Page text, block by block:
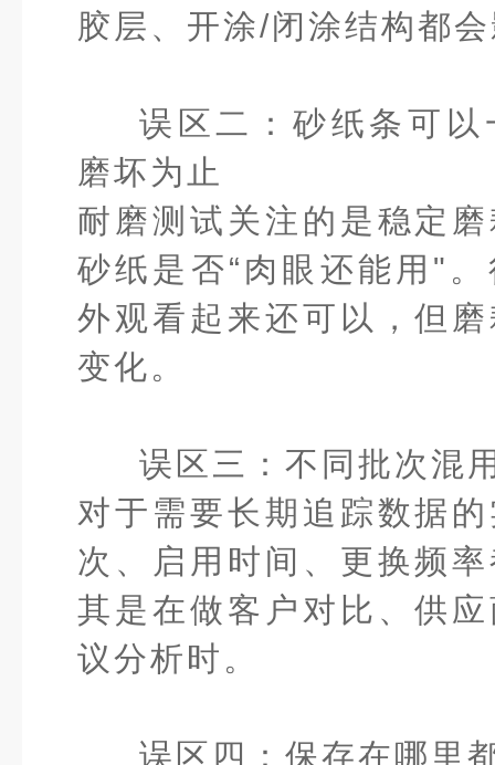
胶层、开涂/闭涂结构都
误区二：砂纸条可
磨坏为止
耐磨测试关注的是稳定
砂纸是否“肉眼还能用"
外观看起来还可以，但
变化。
误区三：不同批次混
对于需要长期追踪数据
次、启用时间、更换频
其是在做客户对比、供
议分析时。
误区四：保存在哪里